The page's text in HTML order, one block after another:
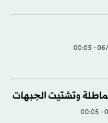
وتشتيت الجبهات